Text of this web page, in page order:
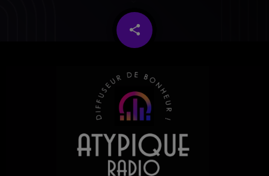
share
email